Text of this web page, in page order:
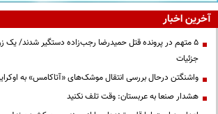
آخرین اخبار
۵ متهم در پرونده قتل حمیدرضا رجب‌زاده دستگیر شدند/ یک
جزئیات
واشنگتن درحال بررسی انتقال موشک‌های «آتاکامس» به
هشدار صنعا به عربستان: وقت تلف نکنید